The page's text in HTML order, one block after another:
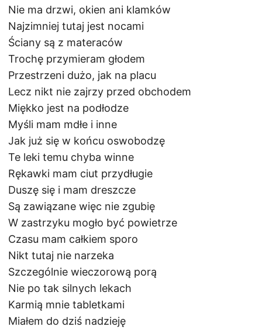
Nie ma drzwi, okien ani klamków
Najzimniej tutaj jest nocami
Ściany są z materaców
Trochę przymieram głodem
Przestrzeni dużo, jak na placu
Lecz nikt nie zajrzy przed obchodem
Miękko jest na podłodze
Myśli mam mdłe i inne
Jak już się w końcu oswobodzę
Te leki temu chyba winne
Rękawki mam ciut przydługie
Duszę się i mam dreszcze
Są zawiązane więc nie zgubię
W zastrzyku mogło być powietrze
Czasu mam całkiem sporo
Nikt tutaj nie narzeka
Szczególnie wieczorową porą
Nie po tak silnych lekach
Karmią mnie tabletkami
Miałem do dziś nadzieję